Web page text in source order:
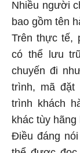
Nhiều người
bao gồm tên
Trên thực tế,
có thể lưu
chuyến đi
trình, mã đặt
trình khách
khác tùy hãng
Điều đáng